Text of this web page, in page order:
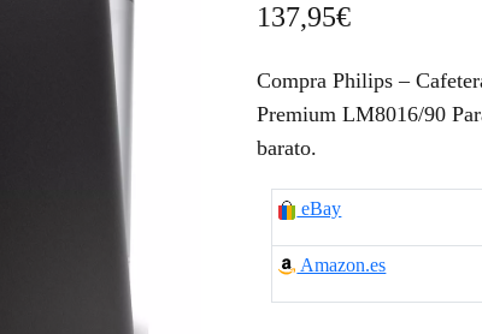
137,95€
Compra Philips –
Premium LM8016/90
barato.
eBay
Amazon.es